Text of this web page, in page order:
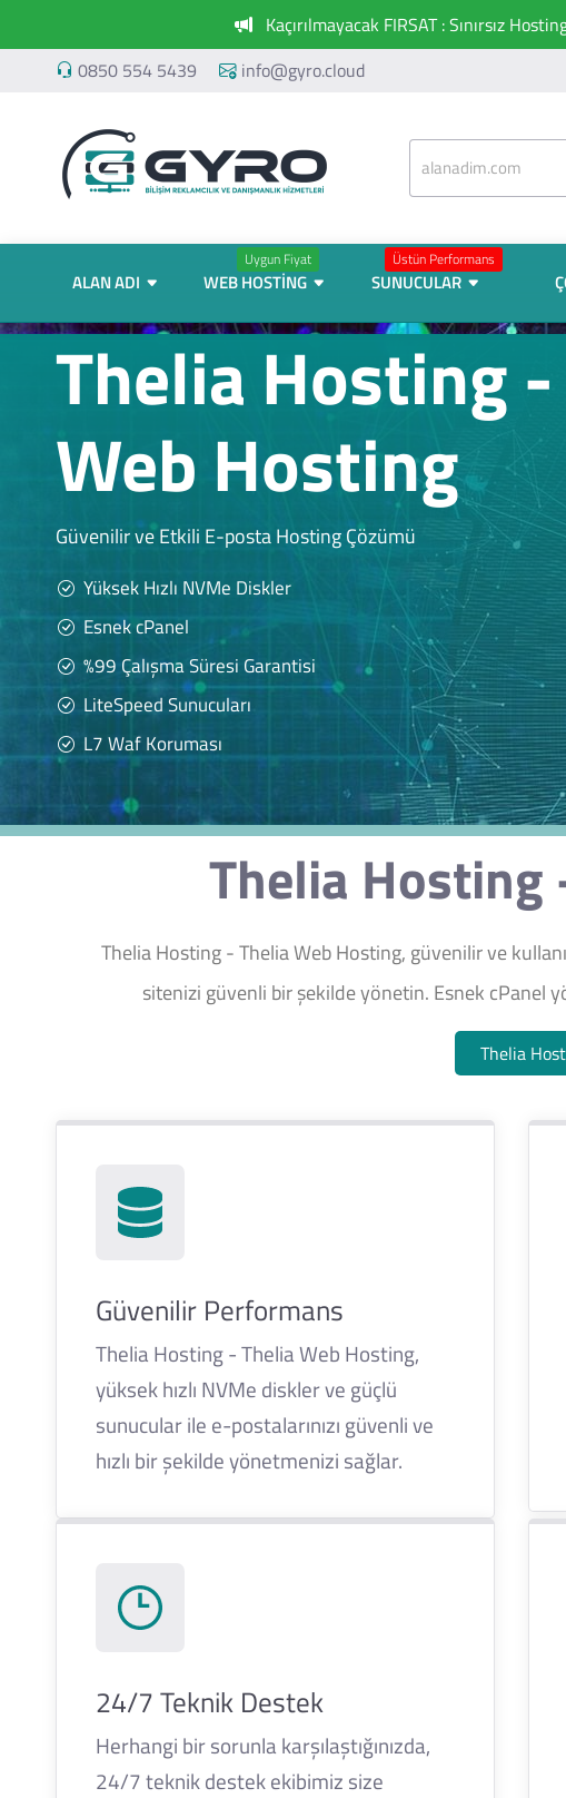
Kaçırılmayacak FIRSAT : Sınırsız
0850 554 5439
info@gyro.cloud
ALAN ADI
Uygun Fiyat
WEB HOSTING
Üstün Performans
SUNUCULAR
Thelia Hosting
Web Hosting
Güvenilir ve Etkili E-posta Hosting Çözümü
Yüksek Hızlı NVMe Diskler
Esnek cPanel
%99 Çalışma Süresi Garantisi
LiteSpeed Sunucuları
L7 Waf Koruması
Thelia Hosting
Thelia Hosting - Thelia Web Hosting, güvenilir ve
sitenizi güvenli bir şekilde yönetin. Esnek cPanel
Thelia
Güvenilir Performans
Thelia Hosting - Thelia Web Hosting,
yüksek hızlı NVMe diskler ve güçlü
sunucular ile e-postalarınızı güvenli ve
hızlı bir şekilde yönetmenizi sağlar.
24/7 Teknik Destek
Herhangi bir sorunla karşılaştığınızda,
24/7 teknik destek ekibimiz size